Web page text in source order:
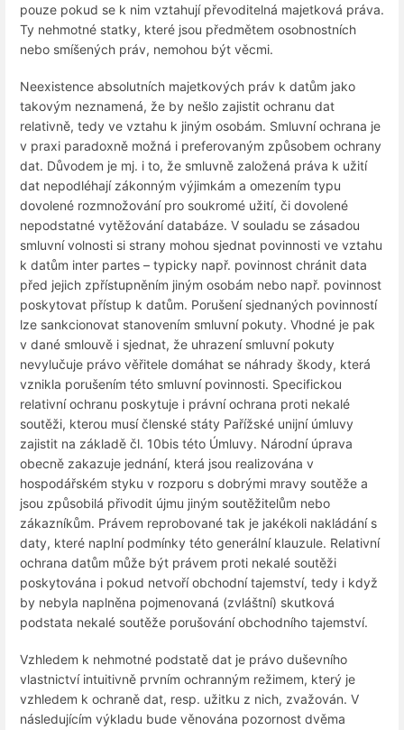
pouze pokud se k nim vztahují převoditelná majetková práva.
Ty nehmotné statky, které jsou předmětem osobnostních
nebo smíšených práv, nemohou být věcmi.
Neexistence absolutních majetkových práv k datům jako
takovým neznamená, že by nešlo zajistit ochranu dat
relativně, tedy ve vztahu k jiným osobám. Smluvní ochrana je
v praxi paradoxně možná i preferovaným způsobem ochrany
dat. Důvodem je mj. i to, že smluvně založená práva k užití
dat nepodléhají zákonným výjimkám a omezením typu
dovolené rozmnožování pro soukromé užití, či dovolené
nepodstatné vytěžování databáze. V souladu se zásadou
smluvní volnosti si strany mohou sjednat povinnosti ve vztahu
k datům inter partes – typicky např. povinnost chránit data
před jejich zpřístupněním jiným osobám nebo např. povinnost
poskytovat přístup k datům. Porušení sjednaných povinností
lze sankcionovat stanovením smluvní pokuty. Vhodné je pak
v dané smlouvě i sjednat, že uhrazení smluvní pokuty
nevylučuje právo věřitele domáhat se náhrady škody, která
vznikla porušením této smluvní povinnosti. Specifickou
relativní ochranu poskytuje i právní ochrana proti nekalé
soutěži, kterou musí členské státy Pařížské unijní úmluvy
zajistit na základě čl. 10bis této Úmluvy. Národní úprava
obecně zakazuje jednání, která jsou realizována v
hospodářském styku v rozporu s dobrými mravy soutěže a
jsou způsobilá přivodit újmu jiným soutěžitelům nebo
zákazníkům. Právem reprobované tak je jakékoli nakládání s
daty, které naplní podmínky této generální klauzule. Relativní
ochrana datům může být právem proti nekalé soutěži
poskytována i pokud netvoří obchodní tajemství, tedy i když
by nebyla naplněna pojmenovaná (zvláštní) skutková
podstata nekalé soutěže porušování obchodního tajemství.
Vzhledem k nehmotné podstatě dat je právo duševního
vlastnictví intuitivně prvním ochranným režimem, který je
vzhledem k ochraně dat, resp. užitku z nich, zvažován. V
následujícím výkladu bude věnována pozornost dvěma